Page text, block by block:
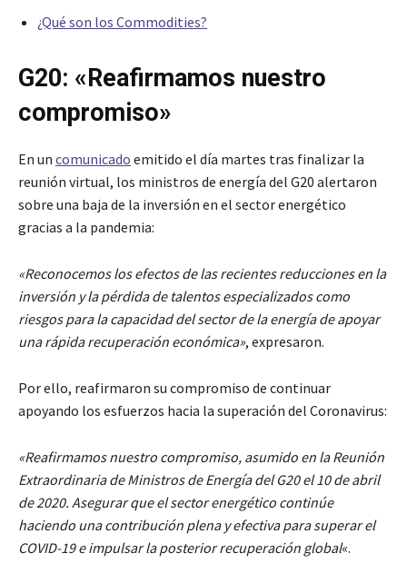
¿Qué son los Commodities?
G20: «Reafirmamos nuestro
compromiso»
En un comunicado emitido el día martes tras finalizar la
reunión virtual, los ministros de energía del G20 alertaron
sobre una baja de la inversión en el sector energético
gracias a la pandemia:
«Reconocemos los efectos de las recientes reducciones en la
inversión y la pérdida de talentos especializados como
riesgos para la capacidad del sector de la energía de apoyar
una rápida recuperación económica», expresaron.
Por ello, reafirmaron su compromiso de continuar
apoyando los esfuerzos hacia la superación del Coronavirus:
«Reafirmamos nuestro compromiso, asumido en la Reunión
Extraordinaria de Ministros de Energía del G20 el 10 de abril
de 2020. Asegurar que el sector energético continúe
haciendo una contribución plena y efectiva para superar el
COVID-19 e impulsar la posterior recuperación global«.